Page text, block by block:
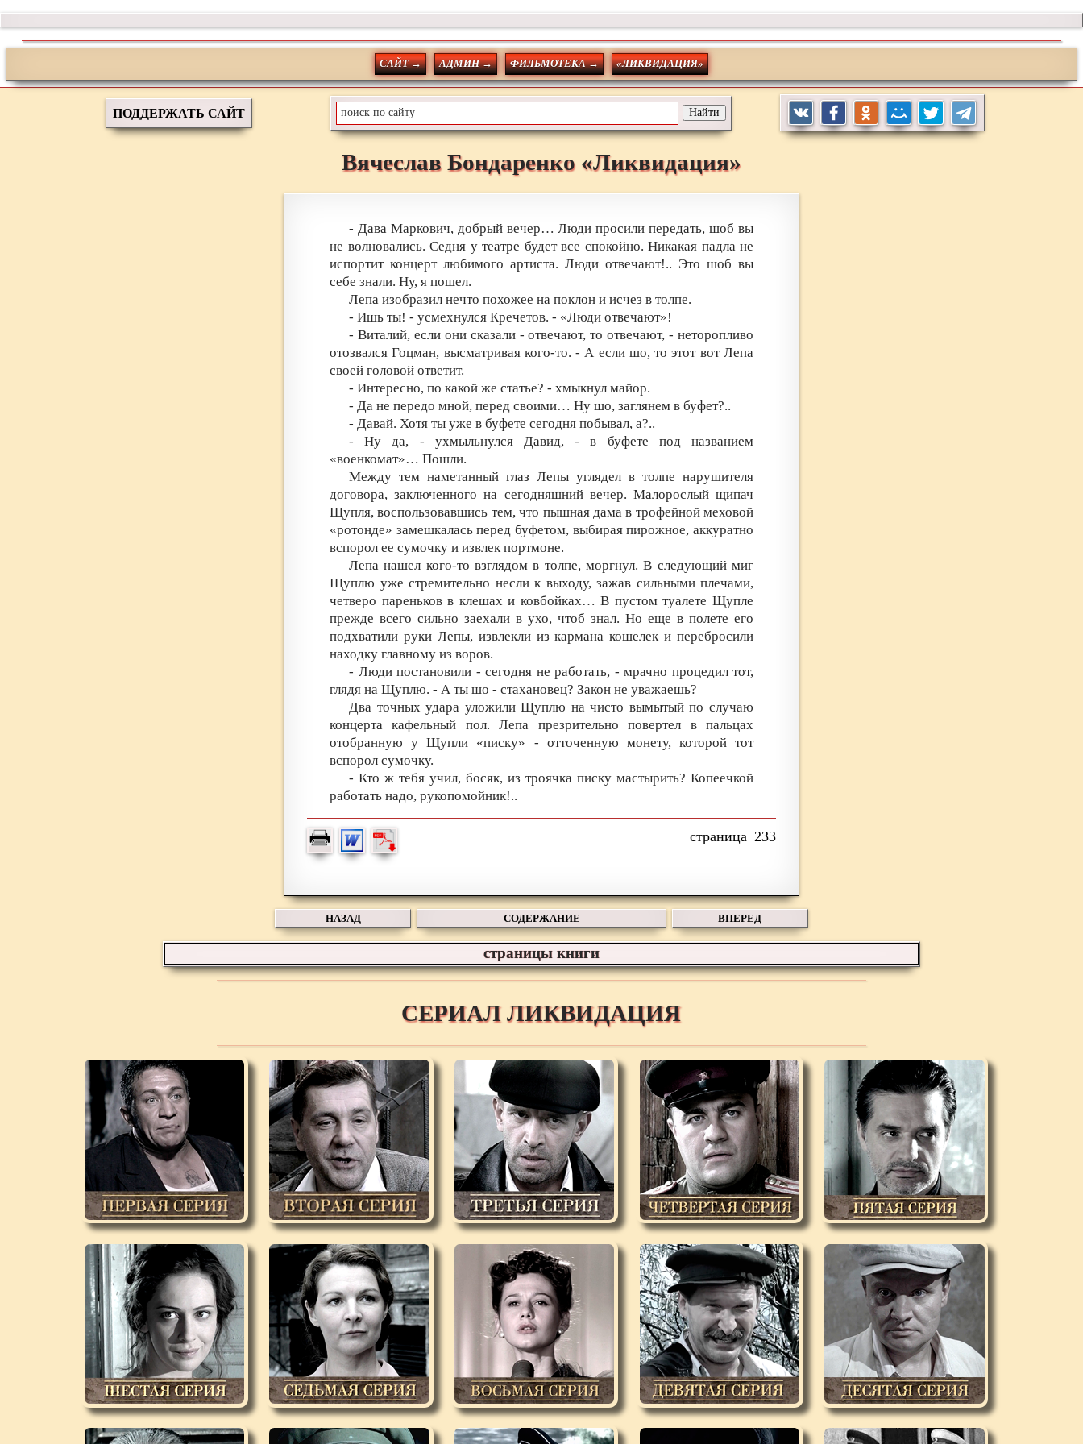
САЙТ → АДМИН → ФИЛЬМОТЕКА → «ЛИКВИДАЦИЯ»
ПОДДЕРЖАТЬ САЙТ
Вячеслав Бондаренко «Ликвидация»
- Дава Маркович, добрый вечер… Люди просили передать, шоб вы
не волновались. Седня у театре будет все спокойно. Никакая падла не
испортит концерт любимого артиста. Люди отвечают!.. Это шоб вы
себе знали. Ну, я пошел.
Лепа изобразил нечто похожее на поклон и исчез в толпе.
- Ишь ты! - усмехнулся Кречетов. - «Люди отвечают»!
- Виталий, если они сказали - отвечают, то отвечают, - неторопливо
отозвался Гоцман, высматривая кого-то. - А если шо, то этот вот Лепа
своей головой ответит.
- Интересно, по какой же статье? - хмыкнул майор.
- Да не передо мной, перед своими… Ну шо, заглянем в буфет?..
- Давай. Хотя ты уже в буфете сегодня побывал, а?..
- Ну да, - ухмыльнулся Давид, - в буфете под названием
«военкомат»… Пошли.
Между тем наметанный глаз Лепы углядел в толпе нарушителя
договора, заключенного на сегодняшний вечер. Малорослый щипач
Щупля, воспользовавшись тем, что пышная дама в трофейной меховой
«ротонде» замешкалась перед буфетом, выбирая пирожное, аккуратно
вспорол ее сумочку и извлек портмоне.
Лепа нашел кого-то взглядом в толпе, моргнул. В следующий миг
Щуплю уже стремительно несли к выходу, зажав сильными плечами,
четверо пареньков в клешах и ковбойках… В пустом туалете Щупле
прежде всего сильно заехали в ухо, чтоб знал. Но еще в полете его
подхватили руки Лепы, извлекли из кармана кошелек и перебросили
находку главному из воров.
- Люди постановили - сегодня не работать, - мрачно процедил тот,
глядя на Щуплю. - А ты шо - стахановец? Закон не уважаешь?
Два точных удара уложили Щуплю на чисто вымытый по случаю
концерта кафельный пол. Лепа презрительно повертел в пальцах
отобранную у Щупли «писку» - отточенную монету, которой тот
вспорол сумочку.
- Кто ж тебя учил, босяк, из троячка писку мастырить? Копеечкой
работать надо, рукопомойник!..
233
НАЗАД СОДЕРЖАНИЕ ВПЕРЕД
страницы книги
СЕРИАЛ ЛИКВИДАЦИЯ